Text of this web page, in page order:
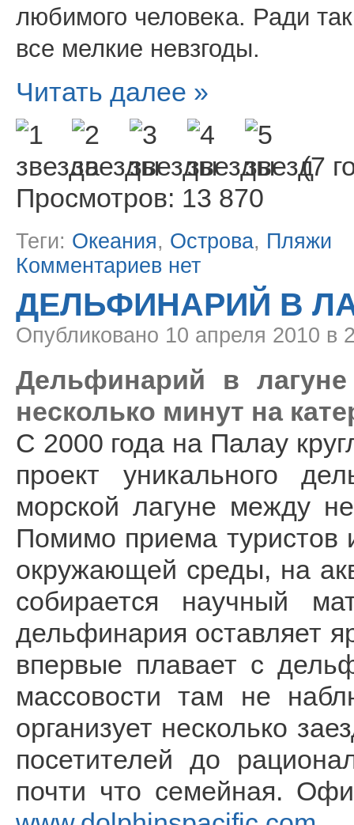
любимого человека. Ради
все мелкие невзгоды.
Читать далее »
(7
Просмотров: 13 870
Теги: Океания, Острова, Пляжи
Комментариев нет
ДЕЛЬФИНАРИЙ В
Опубликовано 10 апреля 2010 в
Дельфинарий в
несколько минут на
С 2000 года на Палау
проект уникального
морской лагуне между
Помимо приема туристов
окружающей среды, на
собирается научный
дельфинария оставляет
впервые плавает с
массовости там не
организует несколько
посетителей до
почти что семейная.